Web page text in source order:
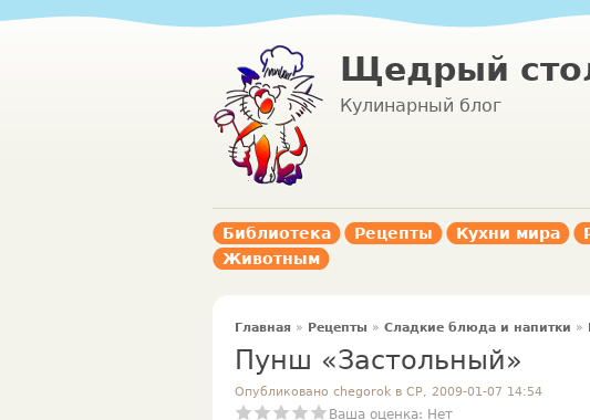
Щедрый
Кулинарный блог
Библиотека Рецепты Кухни мира
Животным
Главная » Рецепты » Сладкие блюда и напитки »
Пунш «Застольный»
Опубликовано chegorok в СР, 2009-01-07 14:54
Ваша оценка: Нет